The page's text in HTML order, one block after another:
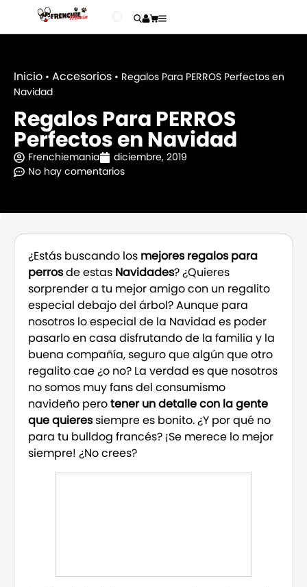
Inicio • Accesorios • Regalos Para PERROS Perfectos en
Navidad
Regalos Para PERROS
Perfectos en Navidad
Frenchiemania
diciembre, 2019
No hay comentarios
¿Estás buscando los mejores regalos para
perrosde estas Navidades? ¿Quieres
sorprender a tu mejor amigo con un regalito
especial debajo del árbol? Aunque para
nosotros lo especial de la Navidad es poder
pasarlo en casa disfrutando de la familia y la
buena compañía, seguro que algún que otro
regalito cae ¿o no? La verdad es que nosotros
no somos muy fans del consumismo
navideño perotener un detalle con la gente
que quieressiempre es bonito. ¿Y por qué no
para tu bulldog francés? ¡Se merece lo mejor
siempre! ¿No crees?